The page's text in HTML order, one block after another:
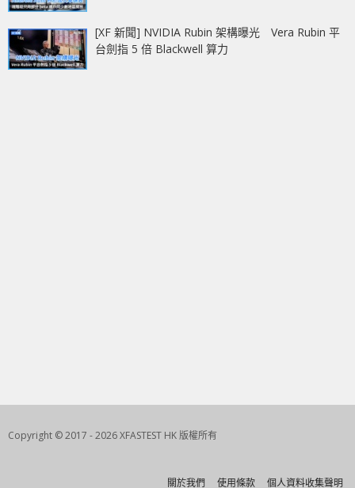
[XF 新聞] NVIDIA Rubin 架構曝光 Vera Rubin 平
台劍指 5 倍 Blackwell 算力
Copyright © 2017 - 2026 XFASTEST HK 版權所有
關於我們 使用條款 個人資料收集聲明